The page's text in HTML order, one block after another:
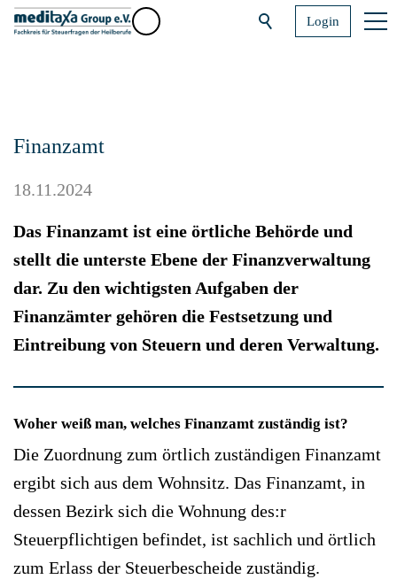
Login
Finanzamt
18.11.2024
Das Finanzamt ist eine örtliche Behörde und
stellt die unterste Ebene der Finanzverwaltung
dar. Zu den wichtigsten Aufgaben der
Finanzämter gehören die Festsetzung und
Eintreibung von Steuern und deren Verwaltung.
Woher weiß man, welches Finanzamt zuständig ist?
Die Zuordnung zum örtlich zuständigen Finanzamt
ergibt sich aus dem Wohnsitz. Das Finanzamt, in
dessen Bezirk sich die Wohnung des:r
Steuerpflichtigen befindet, ist sachlich und örtlich
zum Erlass der Steuerbescheide zuständig.